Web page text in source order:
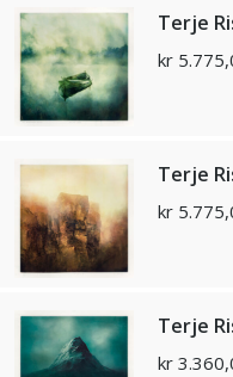
Terje
kr
Terje
kr
Terje
kr